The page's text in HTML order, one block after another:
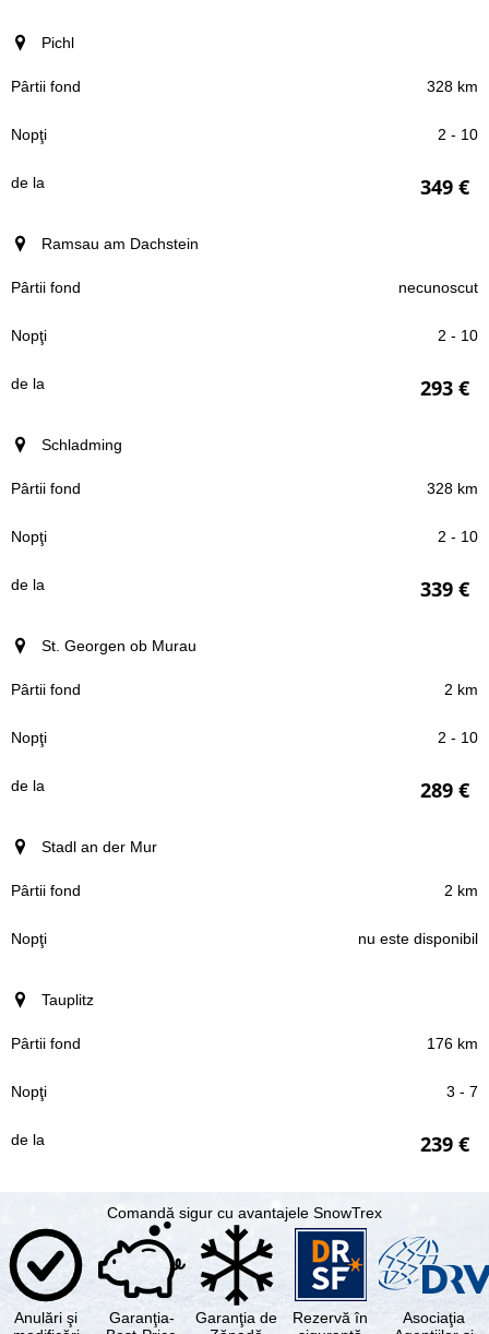
Pichl
328 km
2 - 10
349 €
Ramsau am Dachstein
necunoscut
2 - 10
293 €
Schladming
328 km
2 - 10
339 €
St. Georgen ob Murau
2 km
2 - 10
289 €
Stadl an der Mur
2 km
nu este disponibil
Tauplitz
176 km
3 - 7
239 €
Comandă sigur cu avantajele SnowTrex
Anulări şi
Garanţia-
Garanţia de
Rezervă în
Asociaţia